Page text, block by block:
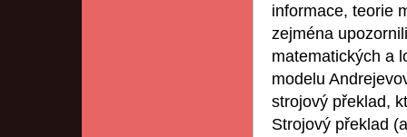
informace, teorie
zejména
matematických a
modelu
strojový překlad,
Strojový překlad